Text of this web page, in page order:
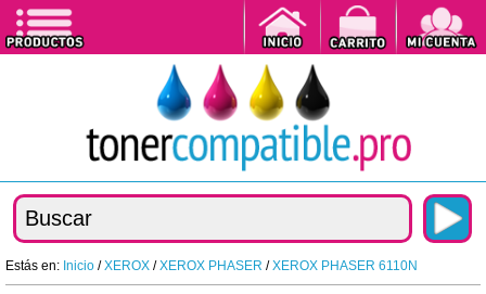
Estás en: Inicio /XEROX /XEROX PHASER /XEROX PHASER 6110N